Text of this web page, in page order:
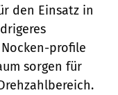
den Einsatz in
profile
sorgen für